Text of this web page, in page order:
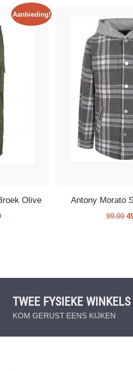
Aanbieding!
Olive Antony Morato
99.00
TWEE FYSIEKE WINKELS
KOM GERUST EENS KIJKEN